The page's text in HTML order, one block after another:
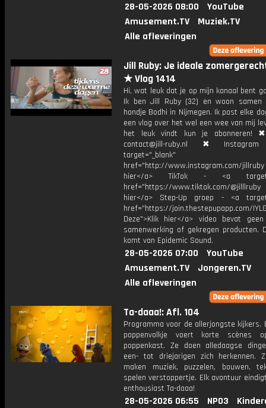
28-05-2026 08:00
YouTube
Amusement.TV
Muziek.TV
Alle afleveringen
Jill Ruby: Je ideale
★ Vlog 1414
Hi, wat leuk dat je op mijn kanaal bent
Ik ben Jill Ruby (32) en woon
hondje Bodhi in Nijmegen. Ik post elke
een vlog over het wel een wee van mij
het leuk vindt kun je abonneren!
contact@jill-ruby.nl ✖
target="_blank"
href="http://www.instagram.com/
hier</a> TikTok - <a
href="https://www.tiktok.com/
hier</a> Step-Up groep - <a
href="https://join.thestepupapp.com/
Deze">Klik hier</a> video bevat
samenwerking of gekregen producten.
komt van Epidemic Sound.
28-05-2026 07:00
YouTube
Amusement.TV
Jongeren.TV
Alle afleveringen
Ta-daaa!: Afl. 104
Programma voor de allerjongste kijkers.
poppenvolkje voert korte scènes
poppenkast. Ze doen alledaagse
een- tot driejarigen zich herkennen.
maken muziek, puzzelen, bouwen,
spelen verstoppertje. Elk avontuur
enthousiast Ta-daaa!
28-05-2026 06:55 NPO3